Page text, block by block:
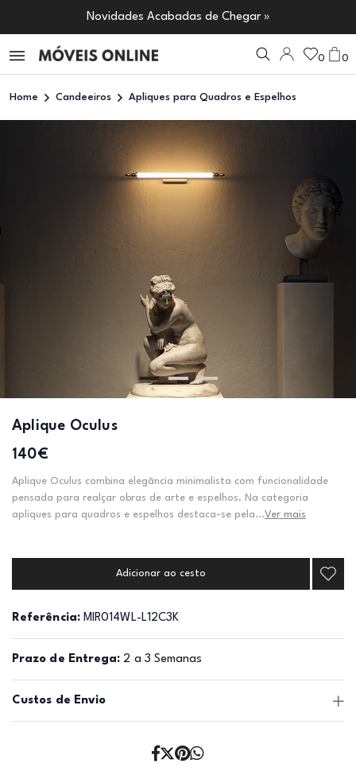
Novidades Acabadas de Chegar »
0 0
Home Candeeiros Apliques para Quadros e Espelhos
Aplique Oculus
140€
Aplique Oculus combina elegância minimalista com funcionalidade
pensada para realçar obras de arte e espelhos. Na categoria
apliques para quadros e espelhos destaca-se pela...Ver mais
Adicionar ao cesto
Referência: MIR014WL-L12C3K
Prazo de Entrega: 2 a 3 Semanas
Custos de Envio